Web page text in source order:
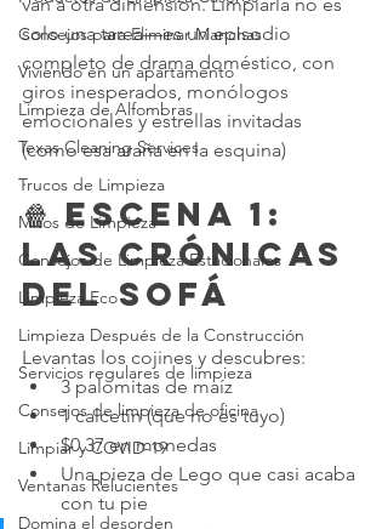
Consejos para Eliminar Manchas
Viviendo en un apartamento
Limpieza de Alfombras
Texas Cleaning Services
Trucos de Limpieza
Mitos de Limpieza
Consejos de Limpieza Estacionales
Limpieza Eco
Limpieza Después de la Construcción
Servicios regulares de limpieza
Consejos de limpieza de oficina
Limpiar y COVID-19
Ventanas Relucientes
Domina el desorden
solo una tarea—es un episodio
completo de drama doméstico, con
giros inesperados, monólogos
emocionales y estrellas invitadas
(como esa araña en la esquina)
.
🍿 Escena 1:
Las Crónicas
del Sofá
Levantas los cojines y descubres:
3 palomitas de maíz
1 calcetín (que no es tuyo)
$0.37 en monedas
Una pieza de Lego que casi acaba
con tu pie